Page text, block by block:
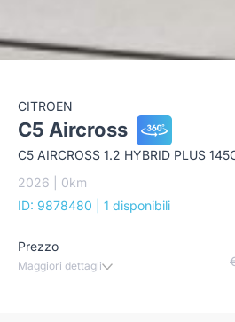
CITROEN
C5 Aircross
C5 AIRCROSS 1.2 HYBRID PLUS
2026 | 0km
ID: 9878480
| 1 disponibili
Prezzo
Maggiori dettagli